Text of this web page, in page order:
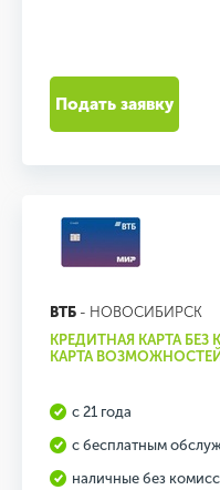
Подать заявку
ВТБ - НОВОСИБИРСК
КРЕДИТНАЯ КАРТА
КАРТА
с 21 года
с бесплатным
наличные без